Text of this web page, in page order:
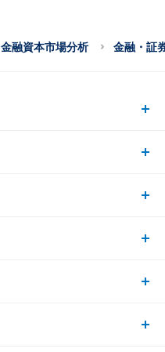
金融資本市場分析 金融・証